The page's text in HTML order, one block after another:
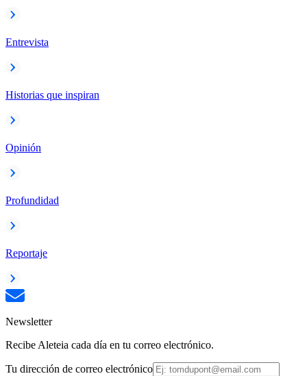
Entrevista
Historias que inspiran
Opinión
Profundidad
Reportaje
Newsletter
Recibe Aleteia cada día en tu correo electrónico.
Tu dirección de correo electrónico